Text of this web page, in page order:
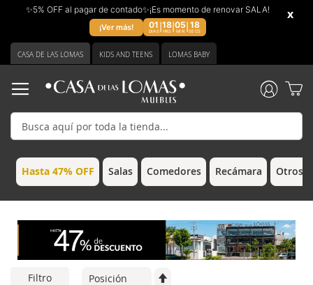
✨5% OFF al pagar de contado✨¡Es momento de renovar SALA!
¡Ver más! 01
DIAS
18
HRS
05
MIN
17
SECS
x
Ir
CASA DE LAS LOMAS KIDS AND TEENS LOMAS BABY
Hasta 47% OFF Salas Comedores Recámara Otros
Filtro